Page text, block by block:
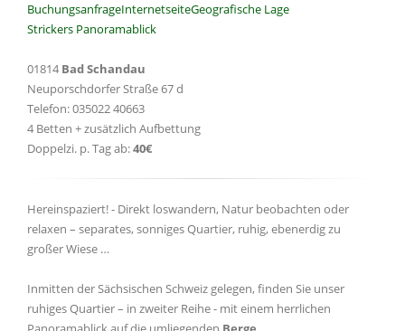
BuchungsanfrageInternetseiteGeografische Lage
Strickers Panoramablick
01814 Bad Schandau
Neuporschdorfer Straße 67 d
Telefon: 035022 40663
4 Betten + zusätzlich Aufbettung
Doppelzi. p. Tag ab:40€
Hereinspaziert! - Direkt loswandern, Natur beobachten oder
relaxen – separates, sonniges Quartier, ruhig, ebenerdig zu
großer Wiese …
Inmitten der Sächsischen Schweiz gelegen, finden Sie unser
ruhiges Quartier – in zweiter Reihe - mit einem herrlichen